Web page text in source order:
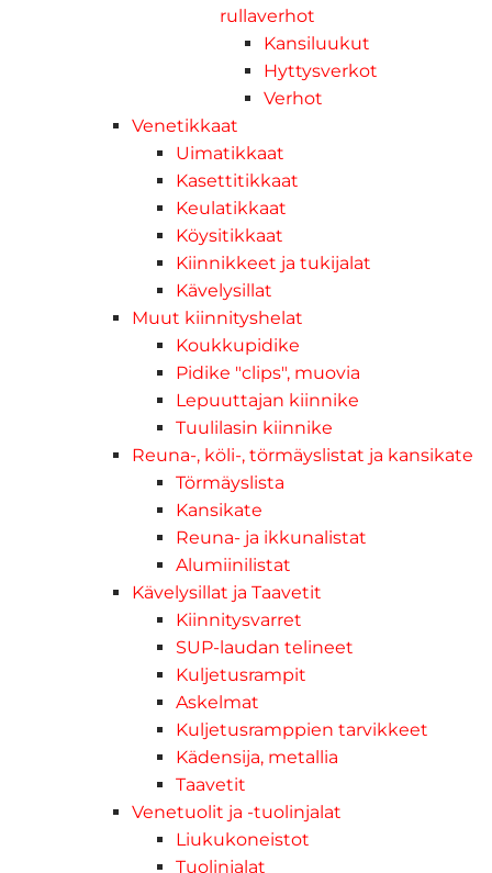
rullaverhot
Kansiluukut
Hyttysverkot
Verhot
Venetikkaat
Uimatikkaat
Kasettitikkaat
Keulatikkaat
Köysitikkaat
Kiinnikkeet ja tukijalat
Kävelysillat
Muut kiinnityshelat
Koukkupidike
Pidike "clips", muovia
Lepuuttajan kiinnike
Tuulilasin kiinnike
Reuna-, köli-, törmäyslistat ja kansikate
Törmäyslista
Kansikate
Reuna- ja ikkunalistat
Alumiinilistat
Kävelysillat ja Taavetit
Kiinnitysvarret
SUP-laudan telineet
Kuljetusrampit
Askelmat
Kuljetusramppien tarvikkeet
Kädensija, metallia
Taavetit
Venetuolit ja -tuolinjalat
Liukukoneistot
Tuolinjalat